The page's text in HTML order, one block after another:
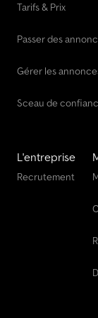
James / Blyss /
Tohaco / Vezeko /
Tarifs & Prix
Passer des
Gérer les
Sceau de
L'entreprise
Recrutement